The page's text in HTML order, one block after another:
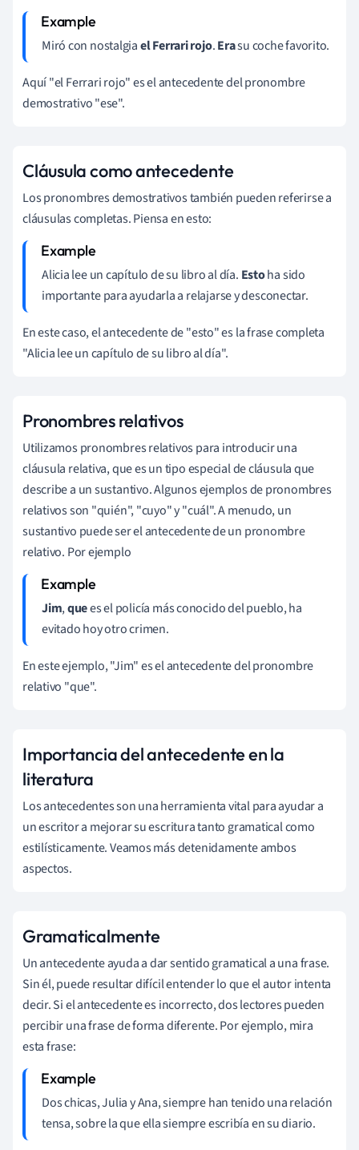
Miró con nostalgiael Ferrari rojo.Erasu coche favorito.
Aquí "el Ferrari rojo" es el antecedente del pronombre
demostrativo "ese".
Cláusula como antecedente
Los pronombres demostrativos también pueden referirse a
cláusulas completas. Piensa en esto:
Alicia lee un capítulo de su libro al día. Estoha sido
importante para ayudarla a relajarse y desconectar.
En este caso, el antecedente de "esto" es la frase completa
"Alicia lee un capítulo de su libro al día".
Pronombres relativos
Utilizamos pronombres relativos para introducir una
cláusula relativa, que es un tipo especial de cláusula que
describe a un sustantivo. Algunos ejemplos de pronombres
relativos son "quién", "cuyo" y "cuál". A menudo, un
sustantivo puede ser el antecedente de un pronombre
relativo. Por ejemplo
Jim,quees el policía más conocido del pueblo, ha
evitado hoy otro crimen.
En este ejemplo, "Jim" es el antecedente del pronombre
relativo "que".
Importancia del antecedente en la
literatura
Los antecedentes son una herramienta vital para ayudar a
un escritor a mejorar su escritura tanto gramatical como
estilísticamente. Veamos más detenidamente ambos
aspectos.
Gramaticalmente
Un antecedente ayuda a dar sentido gramatical a una frase.
Sin él, puede resultar difícil entender lo que el autor intenta
decir. Si el antecedente es incorrecto, dos lectores pueden
percibir una frase de forma diferente. Por ejemplo, mira
esta frase:
Dos chicas, Julia y Ana, siempre han tenido una relación
tensa, sobre la que ella siempre escribía en su diario.